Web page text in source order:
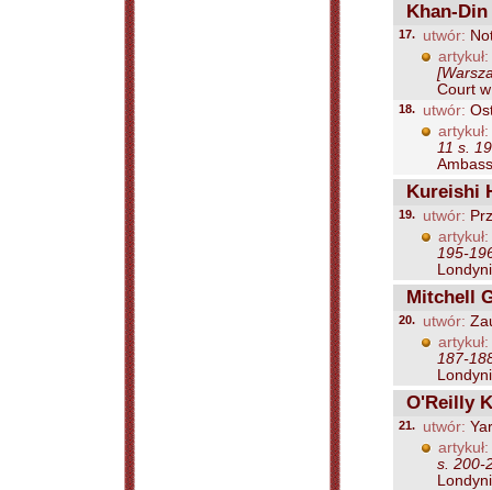
Khan-Din
17. utwór:
artykuł:
Court
18. utwór:
artykuł:
11 s.
Kureishi
19. utwór:
artykuł:
195-
Mitchell
20. utwór:
artykuł:
187-
O'Reilly
21. utwór:
artykuł:
s. 200-